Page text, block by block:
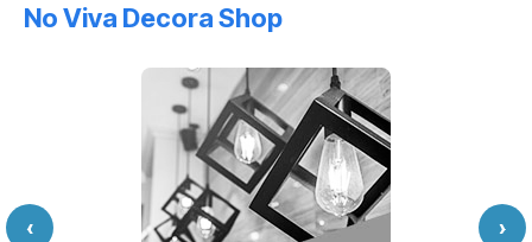
No Viva Decora Shop
‹ ›